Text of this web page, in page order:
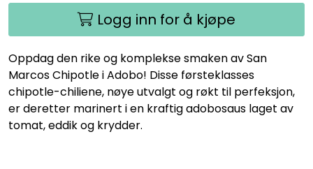
Logg inn for å kjøpe
Oppdag den rike og komplekse smaken av San
Marcos Chipotle i Adobo! Disse førsteklasses
chipotle-chiliene, nøye utvalgt og røkt til perfeksjon,
er deretter marinert i en kraftig adobosaus laget av
tomat, eddik og krydder.